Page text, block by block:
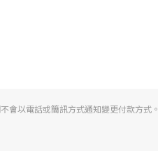
會以電話或簡訊方式通知變更付款方式。